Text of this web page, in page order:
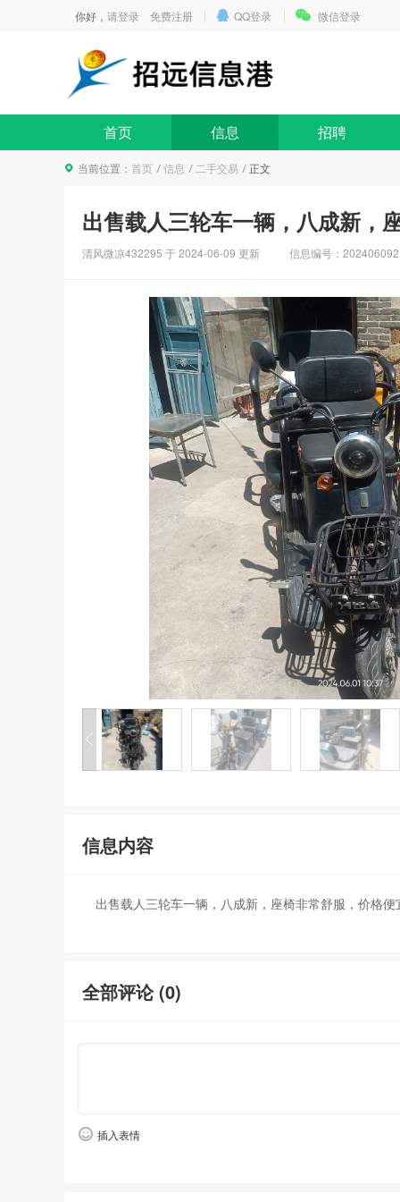
你好， 请登录 免费注册 QQ登录 微信登录
首页 信息 招聘
当前位置： 首页 信息 二手交易 正文
出售载人三轮车一辆，八成新，
清风微凉432295 于2024-06-09 更新 信息编号：202406092
信息内容
出售载人三轮车一辆，八成新，座椅非常舒服，价格便
全部评论 (0)
插入表情